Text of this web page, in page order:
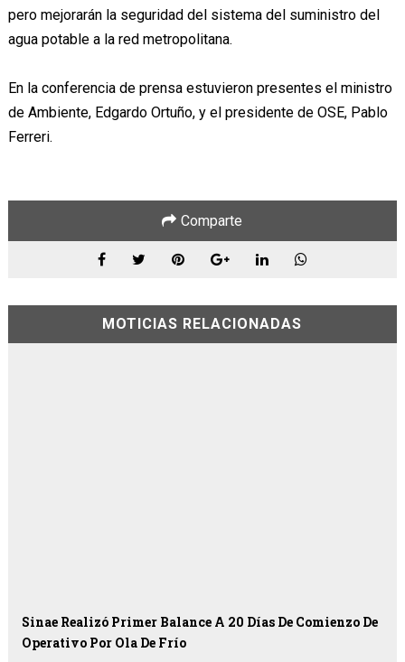
pero mejorarán la seguridad del sistema del suministro del
agua potable a la red metropolitana.
En la conferencia de prensa estuvieron presentes el ministro
de Ambiente, Edgardo Ortuño, y el presidente de OSE, Pablo
Ferreri.
Comparte
MOTICIAS RELACIONADAS
Sinae Realizó Primer Balance A 20 Días De Comienzo De
Operativo Por Ola De Frío